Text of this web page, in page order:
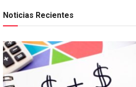
Noticias Recientes